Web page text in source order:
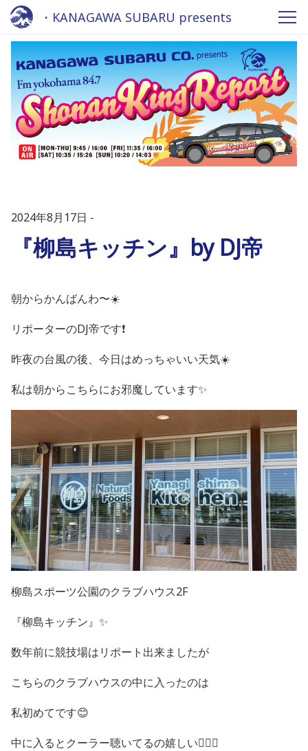
・KANAGAWA SUBARU presents
Shonan King REPORT 2024 - Fm
yokohama 84.7
2024年8月17日
『柳島キッチン』by DJ帝
朝からかんばんわ〜☀️
リポーターのDJ帝です❗️
昨夜の台風の後、今日はめっちゃいい天気☀️
私は朝からこちらにお邪魔しています✨
柳島スポーツ公園のクラブハウス2F
『柳島キッチン』✨
数年前に競技場はリポート出来ましたが
こちらのクラブハウスの中に入ったのは
私初めてです😊
中に入るとクーラー聴いてるの嬉しい😮‍💨✨